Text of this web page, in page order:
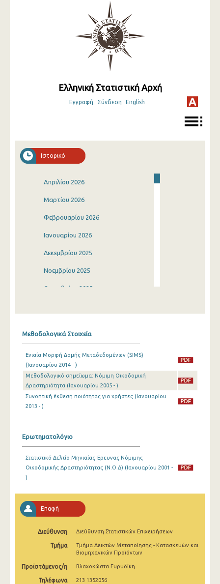
Ελληνική Στατιστική Αρχή
Εγγραφή Σύνδεση English
Ιστορικό
Απριλίου 2026
Μαρτίου 2026
Φεβρουαρίου 2026
Ιανουαρίου 2026
Δεκεμβρίου 2025
Νοεμβρίου 2025
Οκτωβρίου 2025
Ιουνίου 2025
Μαΐου 2025
Απριλίου 2025
Ιανουαρίου 2025
Δεκεμβρίου 2024
Οκτωβρίου 2024
Σεπτεμβρίου 2024
Αυγούστου 2024
Ιουλίου 2024
Ιουνίου 2024
Μεθοδολογικά Στοιχεία
Ενιαία Μορφή Δομής Μεταδεδομένων (SIMS)
(Ιανουαρίου 2014 - )
Μεθοδολογικό σημείωμα: Νόμιμη Οικοδομική
Δραστηριότητα (Ιανουαρίου 2005 - )
Συνοπτική έκθεση ποιότητας για χρήστες (Ιανουαρίου
2013 - )
Ερωτηματολόγιο
Στατιστικό Δελτίο Μηνιαίας Έρευνας Νόμιμης
Οικοδομικής Δραστηριότητας (Ν.Ο.Δ) (Ιανουαρίου 2001 -
)
Επαφή
Διεύθυνση Διεύθυνση Στατιστικών Επιχειρήσεων
Τμήμα
Τμήμα Δεικτών Μεταποίησης - Κατασκευών και
Βιομηχανικών Προϊόντων
Προϊστάμενος/η Βλαχοκώστα Ευρυδίκη
Τηλέφωνα 213 1352056